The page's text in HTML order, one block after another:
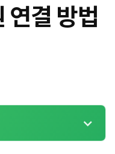
연결 방법